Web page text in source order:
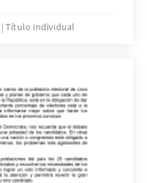
Título individual